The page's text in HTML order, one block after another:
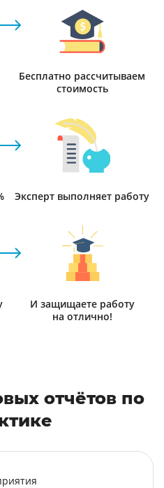
Бесплатно рассчитываем
стоимость
Эксперт выполняет работу
И защищаете работу
на отлично!
отчётов по